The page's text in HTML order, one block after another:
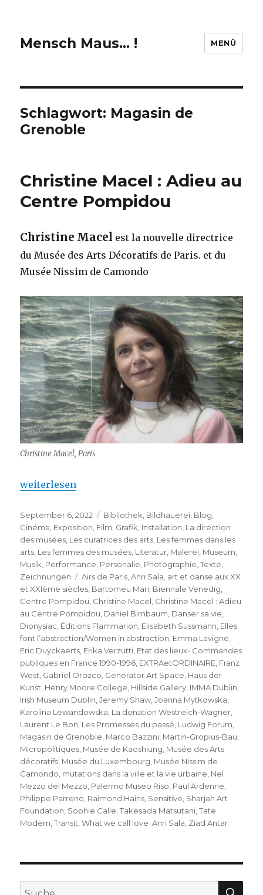
Mensch Maus… ! MENÜ
Schlagwort: Magasin de
Grenoble
Christine Macel : Adieu au
Centre Pompidou
Christine Macel est la nouvelle directrice
du Musée des Arts Décoratifs de Paris. et du
Musée Nissim de Camondo
Christine Macel, Paris
„Christine Macel : Adieu au Centre Pompidou“
weiterlesen
Veröffentlicht
am
September 6, 2022 Kategorien
Bibliothek Bildhauerei Blog
Cinéma Exposition Film Grafik Installation La direction
des musées Les curatrices des arts Les femmes dans les
arts Les femmes des musées Literatur Malerei Museum
Musik Performance Personalie Photographie ,Texte
Zeichnungen
Schlagwörter
Airs de Paris ,Anri Sala art et danse aux XX
et XXIème siècles Bartomeu Mari Biennale Venedig
Centre Pompidou Christine Macel Christine Macel : Adieu
au Centre Pompidou Daniel Birnbaum Danser sa vie
Dionysiac Éditions Flammarion Elisabeth Sussmann Elles
font l’abstraction/Women in abstraction Emma Lavigne
Eric Duyckaerts Erika Verzutti Etat des lieux- Commandes
publiques en France 1990-1996 EXTRAetORDINAIRE Franz
West Gabriel Orozco Generator Art Space Haus der
Kunst Henry Moore College Hillside Gallery IMMA Dublin
Irish Museum Dublin ,Jeremy Shaw ,Joanna Mytkowska
Karolina Lewandowska La donation Westreich-Wagner
Laurent Le Bon Les Promesses du passé Ludwig Forum
Magasin de Grenoble Marco Bazzini Martin-Gropius-Bau
Micropolitiques Musée de Kaoshiung Musée des Arts
décoratifs Musée du Luxembourg Musée Nissim de
Camondo mutations dans la ville et la vie urbaine Nel
Mezzo del Mezzo Palermo Museo Riso Paul Ardenne
Philippe Parreno Raimond Hains Sensitive Sharjah Art
Foundation Sophie Calle ,Takesada Matsutani ,Tate
Modern ,Transit ,What we call love Anri Sala Ziad Antar
Suche